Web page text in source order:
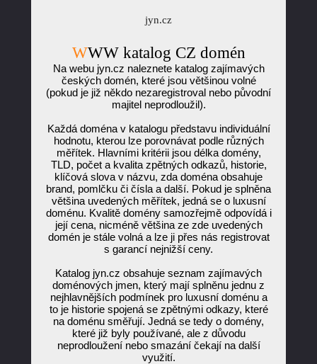
jyn.cz
WWW katalog CZ domén
Na webu jyn.cz naleznete katalog zajímavých
českých domén, které jsou většinou volné
(pokud je již někdo nezaregistroval nebo původní
majitel neprodloužil).
Každá doména v katalogu představu individuální
hodnotu, kterou lze porovnávat podle různých
měřítek. Hlavními kritérii jsou délka domény,
TLD, počet a kvalita zpětných odkazů, historie,
klíčová slova v názvu, zda doména obsahuje
brand, pomlčku či čísla a další. Pokud je splněna
většina uvedených měřítek, jedná se o luxusní
doménu. Kvalitě domény samozřejmě odpovídá i
její cena, nicméně většina ze zde uvedených
domén je stále volná a lze ji přes nás registrovat
s garancí nejnižší ceny.
Katalog jyn.cz obsahuje seznam zajímavých
doménových jmen, který mají splněnu jednu z
nejhlavnějších podmínek pro luxusní doménu a
to je historie spojená se zpětnými odkazy, které
na doménu směřují. Jedná se tedy o domény,
které již byly používané, ale z důvodu
neprodloužení nebo smazání čekají na další
využití.